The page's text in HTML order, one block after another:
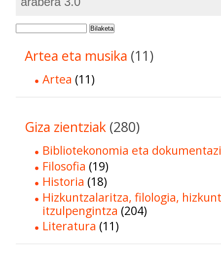
Bilaketa
Artea eta musika (11)
Artea (11)
Giza zientziak (280)
Bibliotekonomia eta
Filosofia (19)
Historia (18)
Hizkuntzalaritza, filologia,
itzulpengintza (204)
Literatura (11)